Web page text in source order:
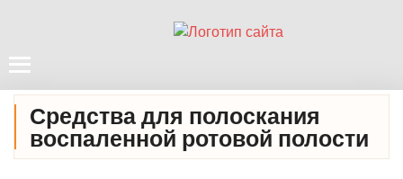
Средства для полоскания
воспаленной ротовой полости